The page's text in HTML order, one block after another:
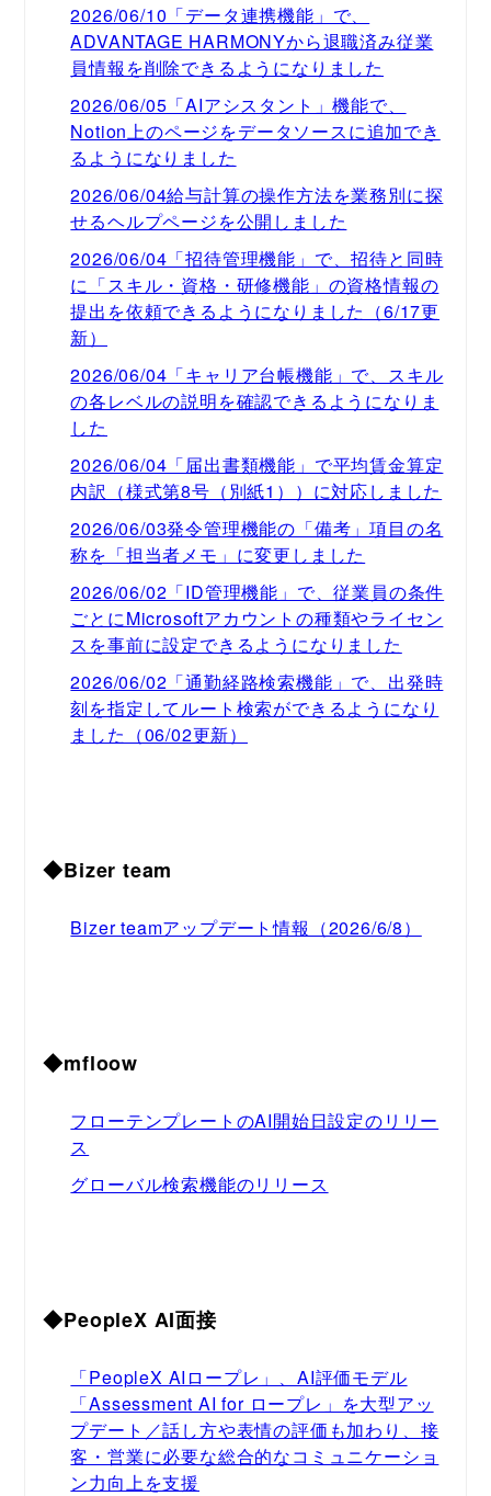
2026/06/10「データ連携機能」で、
ADVANTAGE HARMONYから退職済み従業
員情報を削除できるようになりました
2026/06/05「AIアシスタント」機能で、
Notion上のページをデータソースに追加でき
るようになりました
2026/06/04給与計算の操作方法を業務別に探
せるヘルプページを公開しました
2026/06/04「招待管理機能」で、招待と同時
に「スキル・資格・研修機能」の資格情報の
提出を依頼できるようになりました（6/17更
新）
2026/06/04「キャリア台帳機能」で、スキル
の各レベルの説明を確認できるようになりま
した
2026/06/04「届出書類機能」で平均賃金算定
内訳（様式第8号（別紙1））に対応しました
2026/06/03発令管理機能の「備考」項目の名
称を「担当者メモ」に変更しました
2026/06/02「ID管理機能」で、従業員の条件
ごとにMicrosoftアカウントの種類やライセン
スを事前に設定できるようになりました
2026/06/02「通勤経路検索機能」で、出発時
刻を指定してルート検索ができるようになり
ました（06/02更新）
◆Bizer team
Bizer teamアップデート情報（2026/6/8）
◆mfloow
フローテンプレートのAI開始日設定のリリー
ス
グローバル検索機能のリリース
◆PeopleX AI面接
「PeopleX AIロープレ」、AI評価モデル
「Assessment AI for ロープレ」を大型アッ
プデート／話し方や表情の評価も加わり、接
客・営業に必要な総合的なコミュニケーショ
ン力向上を支援